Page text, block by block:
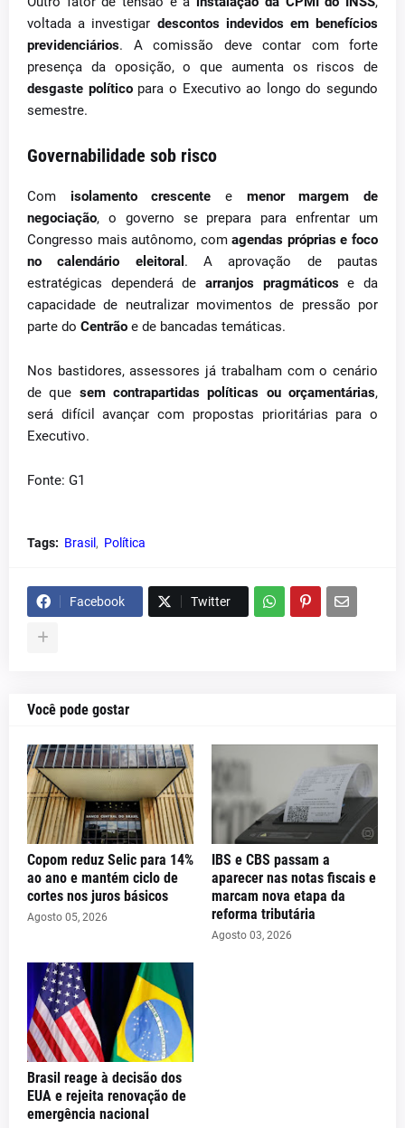
voltada a investigar descontos indevidos em benefícios
previdenciários. A comissão deve contar com forte
presença da oposição, o que aumenta os riscos de
desgaste políticopara o Executivo ao longo do segundo
semestre.
Governabilidade sob risco
Com isolamento crescente e menor margem de
negociação, o governo se prepara para enfrentar um
Congresso mais autônomo, comagendas próprias e foco
no calendário eleitoral . A aprovação de pautas
estratégicas dependerá de arranjos pragmáticose da
capacidade de neutralizar movimentos de pressão por
parte do Centrão e de bancadas temáticas.
Nos bastidores, assessores já trabalham com o cenário
de que sem contrapartidas políticas ou orçamentárias,
será difícil avançar com propostas prioritárias para o
Executivo.
Fonte: G1
Tags: Brasil Política
Facebook Twitter
Você pode gostar
Copom reduz Selic para 14%
ao ano e mantém ciclo de
cortes nos juros básicos
Agosto 05, 2026
IBS e CBS passam a
aparecer nas notas fiscais e
marcam nova etapa da
reforma tributária
Agosto 03, 2026
Brasil reage à decisão dos
EUA e rejeita renovação de
emergência nacional